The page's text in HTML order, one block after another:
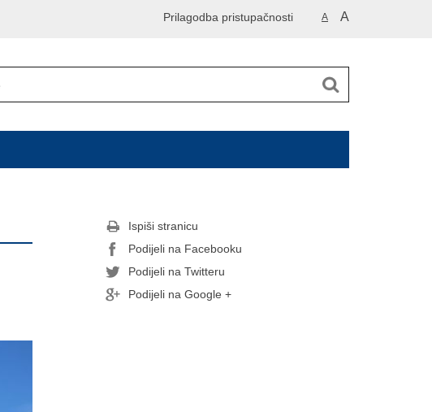
A A
Prilagodba pristupačnosti
Ispiši stranicu
Podijeli na Facebooku
Podijeli na Twitteru
Podijeli na Google +